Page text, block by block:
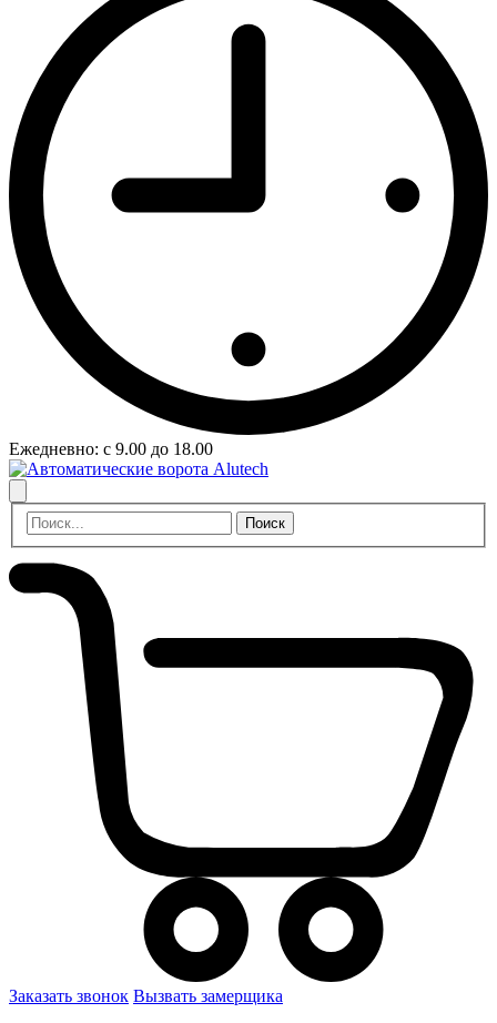
Ежедневно: с 9.00 до 18.00
Заказать звонок Вызвать замерщика